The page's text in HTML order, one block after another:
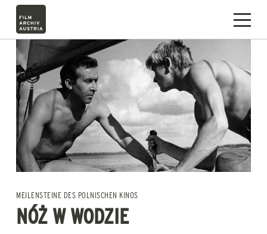
MEILENSTEINE DES POLNISCHEN KINOS
NÓŻ W WODZIE